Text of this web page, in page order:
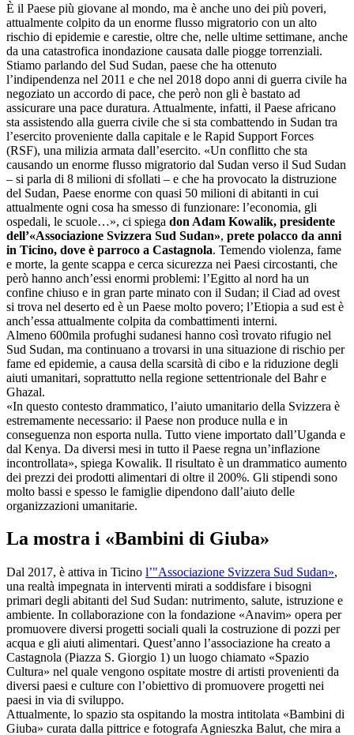
È il Paese più giovane al mondo, ma è anche uno dei più poveri,
attualmente colpito da un enorme flusso migratorio con un alto
rischio di epidemie e carestie, oltre che, nelle ultime settimane, anche
da una catastrofica inondazione causata dalle piogge torrenziali.
Stiamo parlando del Sud Sudan, paese che ha ottenuto
l’indipendenza nel 2011 e che nel 2018 dopo anni di guerra civile ha
negoziato un accordo di pace, che però non gli è bastato ad
assicurare una pace duratura. Attualmente, infatti, il Paese africano
sta assistendo alla guerra civile che si sta combattendo in Sudan tra
l’esercito proveniente dalla capitale e le Rapid Support Forces
(RSF), una milizia armata dall’esercito. «Un conflitto che sta
causando un enorme flusso migratorio dal Sudan verso il Sud Sudan
– si parla di 8 milioni di sfollati – e che ha provocato la distruzione
del Sudan, Paese enorme con quasi 50 milioni di abitanti in cui
attualmente ogni cosa ha smesso di funzionare: l’economia, gli
ospedali, le scuole…», ci spiega don Adam Kowalik, presidente
dell’«Associazione Svizzera Sud Sudan», prete polacco da anni
in Ticino, dove è parroco a Castagnola. Temendo violenza, fame
e morte, la gente scappa e cerca sicurezza nei Paesi circostanti, che
però hanno anch’essi enormi problemi: l’Egitto al nord ha un
confine chiuso e in gran parte minato con il Sudan; il Ciad ad ovest
si trova nel deserto ed è un Paese molto povero; l’Etiopia a sud est è
anch’essa attualmente colpita da combattimenti interni.
Almeno 600mila profughi sudanesi hanno così trovato rifugio nel
Sud Sudan, ma continuano a trovarsi in una situazione di rischio per
fame ed epidemie, a causa della scarsità di cibo e la riduzione degli
aiuti umanitari, soprattutto nella regione settentrionale del Bahr e
Ghazal.
«In questo contesto drammatico, l’aiuto umanitario della Svizzera è
estremamente necessario: il Paese non produce nulla e in
conseguenza non esporta nulla. Tutto viene importato dall’Uganda e
dal Kenya. Da diversi mesi in tutto il Paese regna un’inflazione
incontrollata», spiega Kowalik. Il risultato è un drammatico aumento
dei prezzi dei prodotti alimentari di oltre il 200%. Gli stipendi sono
molto bassi e spesso le famiglie dipendono dall’aiuto delle
organizzazioni umanitarie.
La mostra i «Bambini di Giuba»
Dal 2017, è attiva in Ticino l’"Associazione Svizzera Sud Sudan»,
una realtà impegnata in interventi mirati a soddisfare i bisogni
primari degli abitanti del Sud Sudan: nutrimento, salute, istruzione e
ambiente. In collaborazione con la fondazione «Anavim» opera per
promuovere diversi progetti sociali quali la costruzione di pozzi per
acqua e gli aiuti alimentari. Quest’anno l’associazione ha creato a
Castagnola (Piazza S. Giorgio 1) un luogo chiamato «Spazio
Cultura» nel quale vengono ospitate mostre di artisti provenienti da
diversi paesi e culture con l’obiettivo di promuovere progetti nei
paesi in via di sviluppo.
Attualmente, lo spazio sta ospitando la mostra intitolata «Bambini di
Giuba» curata dalla pittrice e fotografa Agnieszka Balut, che mira a